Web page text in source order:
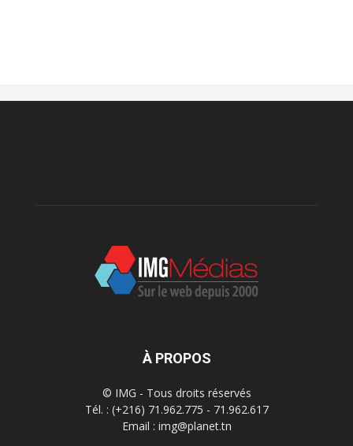
À PROPOS
© IMG - Tous droits réservés
Tél. : (+216) 71.962.775 - 71.962.617
Email : img@planet.tn